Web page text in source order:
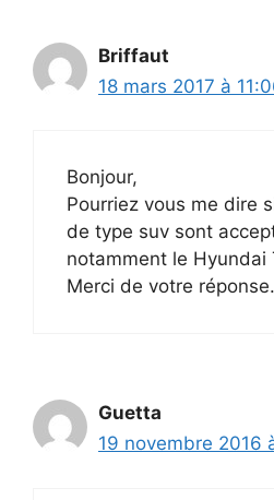
Briffaut
18 mars 2017 à
Bonjour,
Pourriez vous me dire
de type suv sont
notamment le Hyundai
Merci de votre réponse.
Guetta
19 novembre 2016